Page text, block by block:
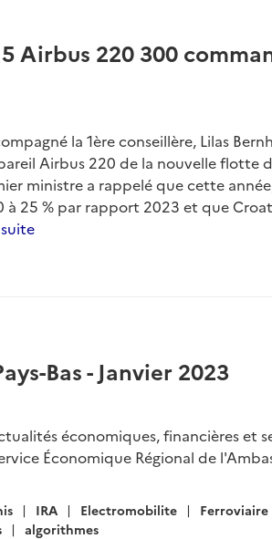
Airbus 220 300
la 1ère conseillère, Lilas
Airbus 220 de la nouvelle flotte
ministre a rappelé que cette
à 25 % par rapport 2023 et que
Bas - Janvier 2023
économiques, financières et
Économique Régional de
IRA Electromobilite
Ferroviaire
algorithmes